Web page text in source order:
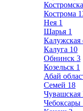
Кострома
Нея 1
Шарья 1
Калужская
Калуга 10
Обнинск 3
Козельск 1
Абай
Семей 18
Чебоксары